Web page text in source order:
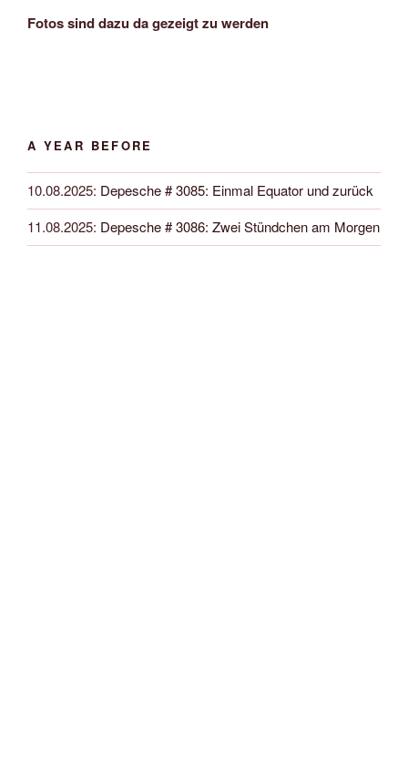
Fotos sind dazu da gezeigt zu werden
A YEAR BEFORE
10.08.2025: Depesche # 3085: Einmal Equator und zurück
11.08.2025: Depesche # 3086: Zwei Stündchen am Morgen